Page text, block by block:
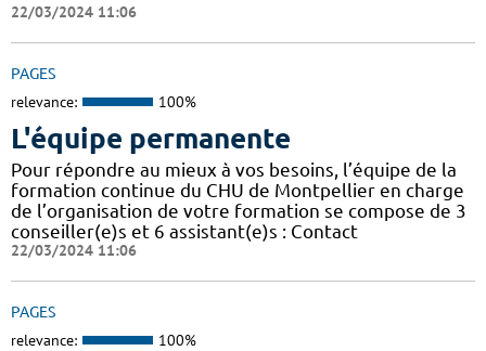
22/03/2024 11:06
PAGES
relevance: 100%
L'équipe permanente
Pour répondre au mieux à vos besoins, l’équipe de la
formation continue du CHU de Montpellier en charge
de l’organisation de votre formation se compose de 3
conseiller(e)s et 6 assistant(e)s : Contact
22/03/2024 11:06
PAGES
relevance: 100%